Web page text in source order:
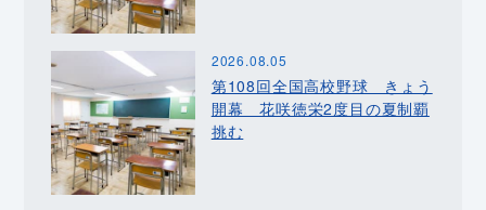
2026.08.05
第108回全国高校野球 きょう
開幕 花咲徳栄2度目の夏制覇
挑む